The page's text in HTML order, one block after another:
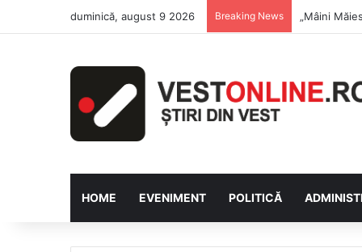
duminică, august 9 2026 Breaking News Săptămâna
HOME EVENIMENT POLITICĂ